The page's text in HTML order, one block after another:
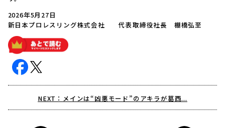
2026年5月27日
新日本プロレスリング株式会社 代表取締役社長 棚橋弘至
NEXT：メインは“凶悪モード”のアキラが葛西...